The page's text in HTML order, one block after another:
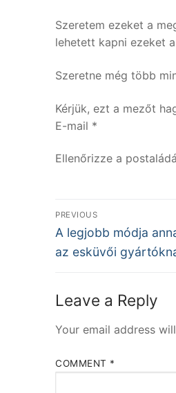
Szeretem ezeket a
lehetett kapni ezeket
Szeretne még több
Kérjük, ezt a mezőt
E-mail *
Ellenőrizze a
Post
navigation
PREVIOUS
Previous
post:
A legjobb módja
az esküvői
Leave a Reply
Your email address
COMMENT *